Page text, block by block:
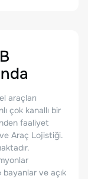
araçları
çok kanallı bir
faaliyet
Araç Lojistiği.
bayanlar ve açık